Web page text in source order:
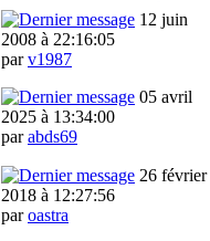
12 juin
2008 à 22:16:05
parv1987
05 avril
2025 à 13:34:00
parabds69
26 février
2018 à 12:27:56
paroastra